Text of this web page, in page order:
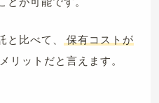
と比べて、
保有コストが
リットだと言えます。